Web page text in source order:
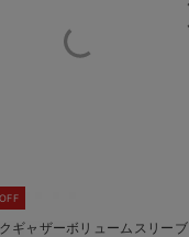
ギャザーボリュームスリーブ